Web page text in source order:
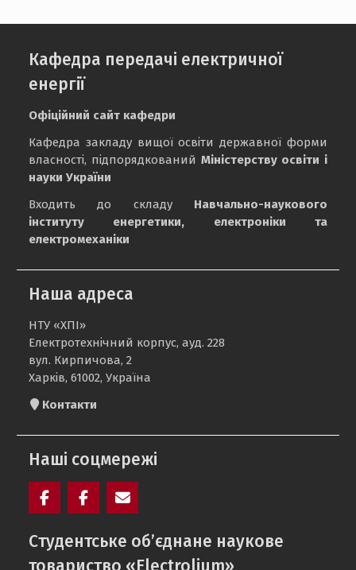
Кафедра передачі електричної
енергії
Офіційний сайт кафедри
Кафедра закладу вищої освіти державної форми
власності, підпорядкований Міністерству освіти і
науки України
Входить до складу Навчально-наукового
інституту енергетики, електроніки та
електромеханіки
Наша адреса
НТУ «ХПІ»
Електротехнічний корпус, ауд. 228
вул. Кирпичова, 2
Харків, 61002, Україна
Контакти
Наші соцмережі
кафедри
mail
Cтудентське об’єднане наукове